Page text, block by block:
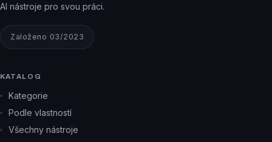
AI nástroje pro svou práci.
Založeno 03/2023
KATALOG
Kategorie
Podle vlastností
Všechny nástroje